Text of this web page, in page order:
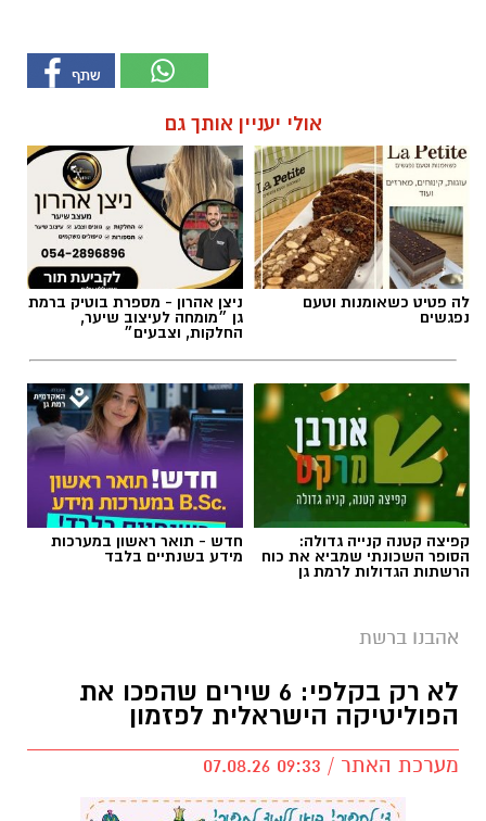
אולי יעניין אותך גם
לה פטיט כשאומנות וטעם
נפגשים
ניצן אהרון - מספרת בוטיק ברמת
גן ״מומחה לעיצוב שיער,
החלקות, וצבעים״
קפיצה קטנה קנייה גדולה:
הסופר השכונתי שמביא את כוח
הרשתות הגדולות לרמת גן
חדש - תואר ראשון במערכות
מידע בשנתיים בלבד
אהבנו ברשת
לא רק בקלפי: 6 שירים שהפכו את
הפוליטיקה הישראלית לפזמון
מערכת האתר / 09:33 07.08.26